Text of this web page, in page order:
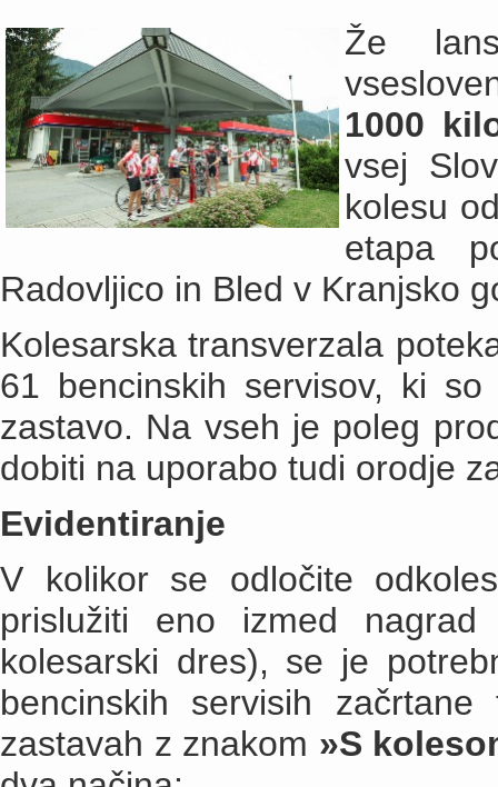
Že
1000
vsej
kolesu
etapa
Radovljico in Bled v Kranjsko
Kolesarska transverzala
61 bencinskih servisov, ki
zastavo. Na vseh je poleg
dobiti na uporabo tudi orodje
Evidentiranje
V kolikor se odločite
prislužiti eno izmed
kolesarski dres), se je
bencinskih servisih
zastavah z znakom »S